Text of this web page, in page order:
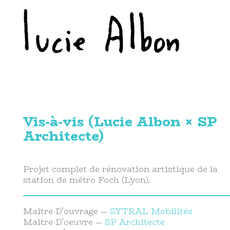
Vis-à-vis (Lucie Albon × SP
Architecte)
Projet complet de rénovation artistique de la
station de métro Foch (Lyon).
Maitre D’ouvrage — SYTRAL Mobilités
Maitre D’oeuvre — SP Architecte